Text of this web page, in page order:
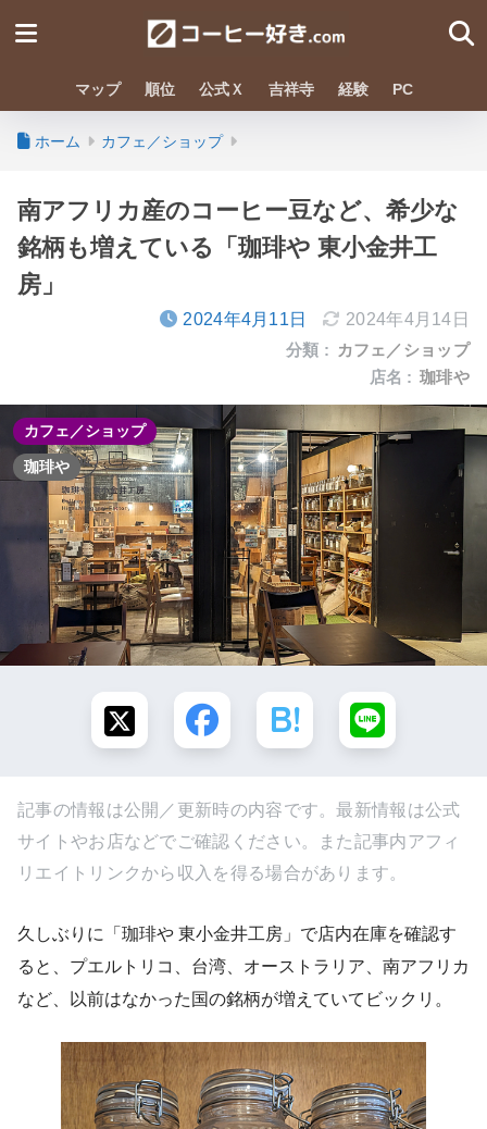
マップ 順位 公式Ｘ 吉祥寺 経験 PC
ホーム カフェ／ショップ
南アフリカ産のコーヒー豆など、希少な
銘柄も増えている「珈琲や 東小金井工
房」
2024年4月11日
2024年4月14日
分類 : カフェ／ショップ
店名 : 珈琲や
カフェ／ショップ
珈琲や
記事の情報は公開／更新時の内容です。最新情報は公式
サイトやお店などでご確認ください。また記事内アフィ
リエイトリンクから収入を得る場合があります。
久しぶりに「珈琲や 東小金井工房」で店内在庫を確認す
ると、プエルトリコ、台湾、オーストラリア、南アフリカ
など、以前はなかった国の銘柄が増えていてビックリ。